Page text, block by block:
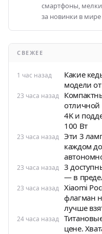
смартфоны,
за новинки в
СВЕЖЕЕ
1 час назад
Какие
модели
23 часа назад
отличной
4K и
100 Вт
23 часа назад Эти 3
каждом
23 часа назад 3
— в
23 часа назад Xiaomi
флагман
лучше
24 часа назад
цене.